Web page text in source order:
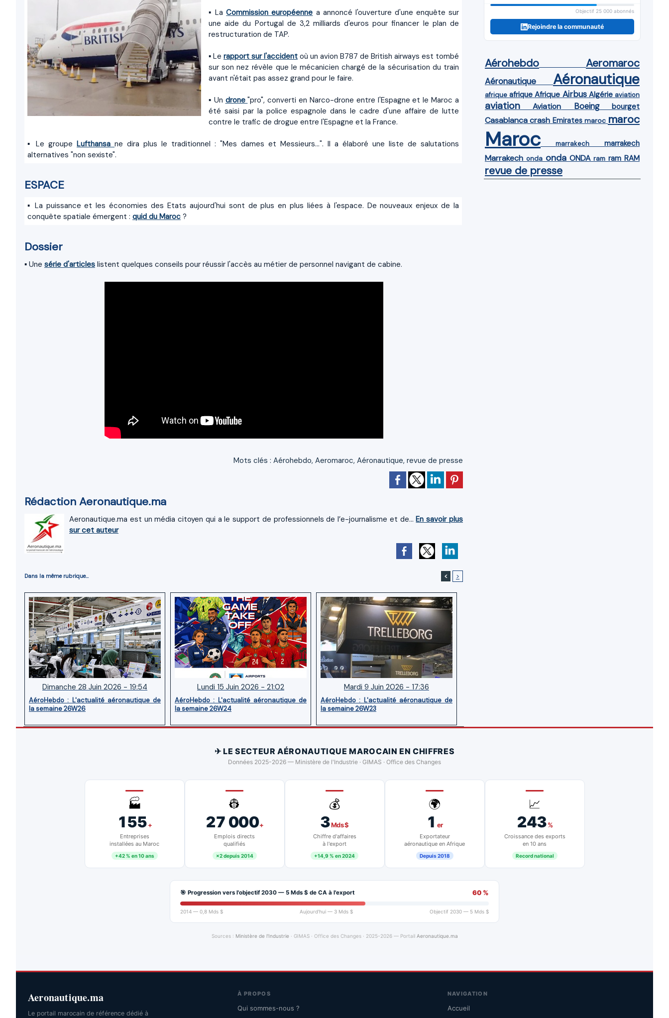
▪ LaCommission européenne a annoncé l'ouverture d'une enquête sur
une aide du Portugal de 3,2 milliards d'euros pour financer le plan de
restructuration de TAP.
▪ Le rapport sur l'accident où un avion B787 de British airways est tombé
sur son nez révèle que le mécanicien chargé de la sécurisation du train
avant n'était pas assez grand pour le faire.
▪ Un drone"pro", converti en Narco-drone entre l'Espagne et le Maroc a
été saisi par la police espagnole dans le cadre d'une affaire de lutte
contre le trafic de drogue entre l'Espagne et la France.
▪ Le groupe Lufthansa ne dira plus le traditionnel : "Mes dames et Messieurs...". Il a élaboré une liste de salutations
alternatives "non sexiste".
ESPACE
▪ La puissance et les économies des Etats aujourd'hui sont de plus en plus liées à l'espace. De nouveaux enjeux de la
conquête spatiale émergent : quid du Maroc ?
Dossier
▪ Une série d'articles listent quelques conseils pour réussir l'accès au métier de personnel navigant de cabine.
Mots clés : Aérohebdo, Aeromaroc, Aéronautique, revue de presse
Rédaction Aeronautique.ma
Aeronautique.ma est un média citoyen qui a le support de professionnels de l’e-journalisme et de...En savoir plus
sur cet auteur
Dans la même rubrique... < >
Dimanche 28 Juin 2026 - 19:54
AéroHebdo : L'actualité aéronautique de
la semaine 26W26
Lundi 15 Juin 2026 - 21:02
AéroHebdo : L'actualité aéronautique de
la semaine 26W24
Mardi 9 Juin 2026 - 17:36
AéroHebdo : L'actualité aéronautique de
la semaine 26W23
Objectif 25 000 abonnés
Rejoindre la communauté
Aérohebdo Aeromaroc
Aéronautique Aéronautique
afrique afrique Afrique Airbus Algérie aviation
aviation Aviation Boeing bourget
Casablanca crash Emirates maroc maroc
Maroc marrakech marrakech
Marrakech onda onda ONDA ram ram RAM
revue de presse
✈ LE SECTEUR AÉRONAUTIQUE MAROCAIN EN CHIFFRES
Données 2025-2026 — Ministère de l'Industrie · GIMAS · Office des Changes
🏭
155+
Entreprises
installées au Maroc
+42 % en 10 ans
👷
27 000+
Emplois directs
qualifiés
×2 depuis 2014
💰
3Mds $
Chiffre d'affaires
à l'export
+14,9 % en 2024
🌍
1 er
Exportateur
aéronautique en Afrique
Depuis 2018
📈
243%
Croissance des exports
en 10 ans
Record national
🎯 Progression vers l'objectif 2030 — 5 Mds $ de CA à l'export 60 %
2014 — 0,8 Mds $ Aujourd'hui — 3 Mds $ Objectif 2030 — 5 Mds $
Sources : Ministère de l'Industrie · GIMAS · Office des Changes · 2025-2026 — Portail Aeronautique.ma
Aeronautique.ma
Le portail marocain de référence dédié à
À PROPOS
Qui sommes-nous ?
NAVIGATION
Accueil